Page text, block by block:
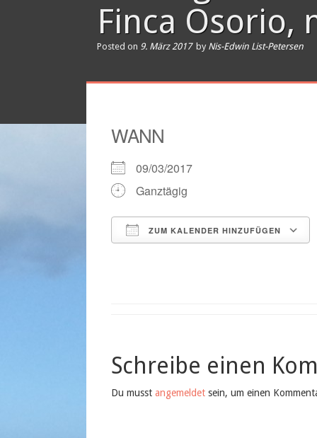
Finca Osorio,
Posted on 9. März 2017 by Nis-Edwin List-Petersen
WANN
09/03/2017
Ganztägig
ZUM KALENDER HINZUFÜGEN
Schreibe einen
Du musst angemeldet sein, um einen